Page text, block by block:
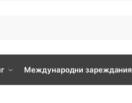
Международни зареждания